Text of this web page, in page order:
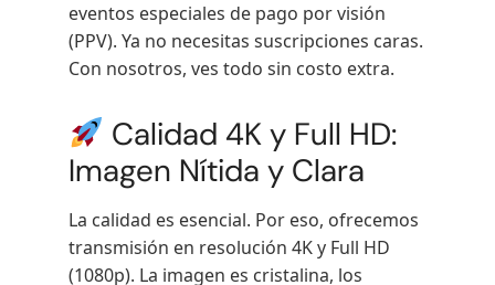
eventos especiales de pago por visión
(PPV). Ya no necesitas suscripciones caras.
Con nosotros, ves todo sin costo extra.
Calidad 4K y Full HD:
Imagen Nítida y Clara
La calidad es esencial. Por eso, ofrecemos
transmisión en resolución 4K y Full HD
(1080p). La imagen es cristalina, los